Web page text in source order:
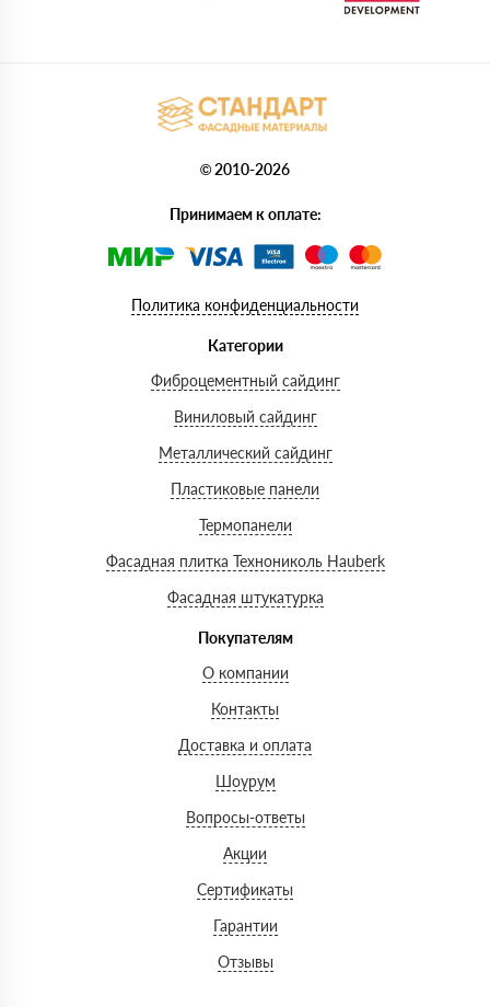
© 2010-2026
Принимаем к оплате:
Политика конфиденциальности
Категории
Фиброцементный сайдинг
Виниловый сайдинг
Металлический сайдинг
Пластиковые панели
Термопанели
Фасадная плитка Технониколь Hauberk
Фасадная штукатурка
Покупателям
О компании
Контакты
Доставка и оплата
Шоурум
Вопросы-ответы
Акции
Сертификаты
Гарантии
Отзывы